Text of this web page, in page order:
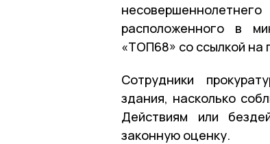
расположенного в
«ТОП68» со ссылкой на
Сотрудники
здания, насколько
Действиям или
законную оценку.